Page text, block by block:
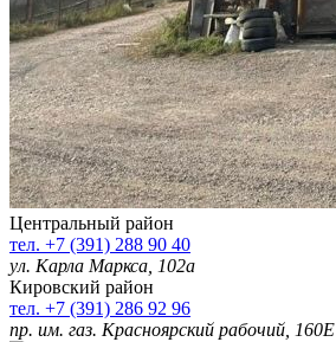
Центральный район
тел. +7 (391) 288 90 40
ул. Карла Маркса, 102а
Кировский район
тел. +7 (391) 286 92 96
пр. им. газ. Красноярский рабочий, 160Е